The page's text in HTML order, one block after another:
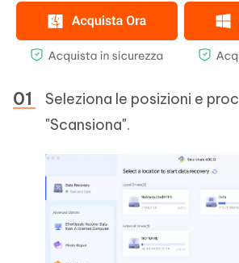
Seleziona le posizioni e
"Scansiona".